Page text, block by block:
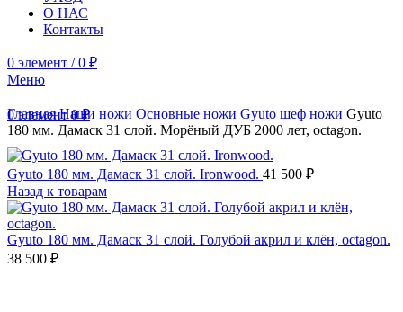
О НАС
Контакты
0 элемент / 0 ₽
Меню
0элемент 0₽
ГлавнаяНаши ножи Основные ножи Gyuto шеф ножи Gyuto
180 мм. Дамаск 31 слой. Морёный ДУБ 2000 лет, octagon.
Gyuto 180 мм. Дамаск 31 слой. Ironwood. 41 500 ₽
Назад к товарам
Gyuto 180 мм. Дамаск 31 слой. Голубой акрил и клён, octagon.
38 500 ₽